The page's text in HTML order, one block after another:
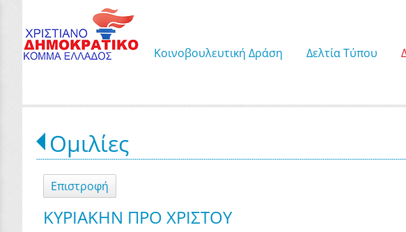
Κοινοβουλευτική Δράση Δελτία Τύπου
Ομιλίες
Επιστροφή
ΚΥΡΙΑΚΗΝ ΠΡΟ ΧΡΙΣΤΟΥ